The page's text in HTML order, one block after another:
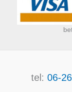
tel: 06-